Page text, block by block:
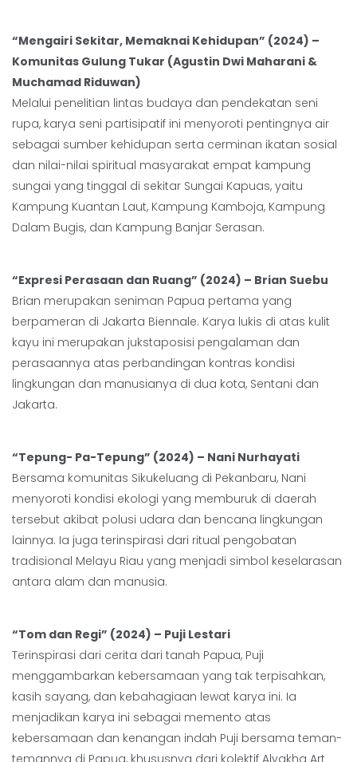
“Mengairi Sekitar, Memaknai Kehidupan” (2024) –
Komunitas Gulung Tukar (Agustin Dwi Maharani &
Muchamad Riduwan)
Melalui penelitian lintas budaya dan pendekatan seni
rupa, karya seni partisipatif ini menyoroti pentingnya air
sebagai sumber kehidupan serta cerminan ikatan sosial
dan nilai-nilai spiritual masyarakat empat kampung
sungai yang tinggal di sekitar Sungai Kapuas, yaitu
Kampung Kuantan Laut, Kampung Kamboja, Kampung
Dalam Bugis, dan Kampung Banjar Serasan.
“Expresi Perasaan dan Ruang” (2024) – Brian Suebu
Brian merupakan seniman Papua pertama yang
berpameran di Jakarta Biennale. Karya lukis di atas kulit
kayu ini merupakan jukstaposisi pengalaman dan
perasaannya atas perbandingan kontras kondisi
lingkungan dan manusianya di dua kota, Sentani dan
Jakarta.
“Tepung- Pa-Tepung” (2024) – Nani Nurhayati
Bersama komunitas Sikukeluang di Pekanbaru, Nani
menyoroti kondisi ekologi yang memburuk di daerah
tersebut akibat polusi udara dan bencana lingkungan
lainnya. Ia juga terinspirasi dari ritual pengobatan
tradisional Melayu Riau yang menjadi simbol keselarasan
antara alam dan manusia.
“Tom dan Regi” (2024) – Puji Lestari
Terinspirasi dari cerita dari tanah Papua, Puji
menggambarkan kebersamaan yang tak terpisahkan,
kasih sayang, dan kebahagiaan lewat karya ini. Ia
menjadikan karya ini sebagai memento atas
kebersamaan dan kenangan indah Puji bersama teman-